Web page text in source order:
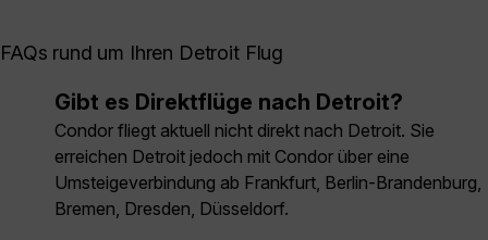
FAQs rund um Ihren Detroit Flug
Gibt es Direktflüge nach Detroit?
Condor fliegt aktuell nicht direkt nach Detroit. Sie
erreichen Detroit jedoch mit Condor über eine
Umsteigeverbindung ab Frankfurt, Berlin-Brandenburg,
Bremen, Dresden, Düsseldorf.